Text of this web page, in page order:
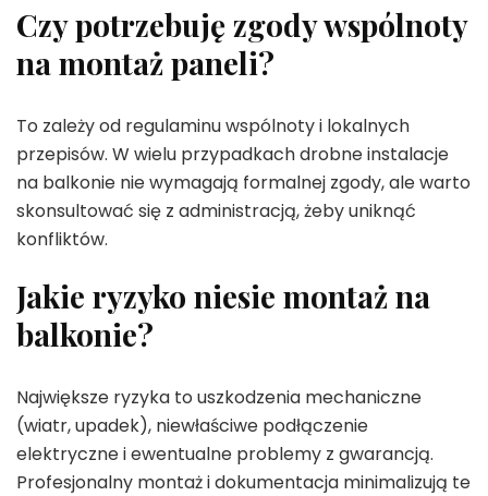
Czy potrzebuję zgody wspólnoty
na montaż paneli?
To zależy od regulaminu wspólnoty i lokalnych
przepisów. W wielu przypadkach drobne instalacje
na balkonie nie wymagają formalnej zgody, ale warto
skonsultować się z administracją, żeby uniknąć
konfliktów.
Jakie ryzyko niesie montaż na
balkonie?
Największe ryzyka to uszkodzenia mechaniczne
(wiatr, upadek), niewłaściwe podłączenie
elektryczne i ewentualne problemy z gwarancją.
Profesjonalny montaż i dokumentacja minimalizują te